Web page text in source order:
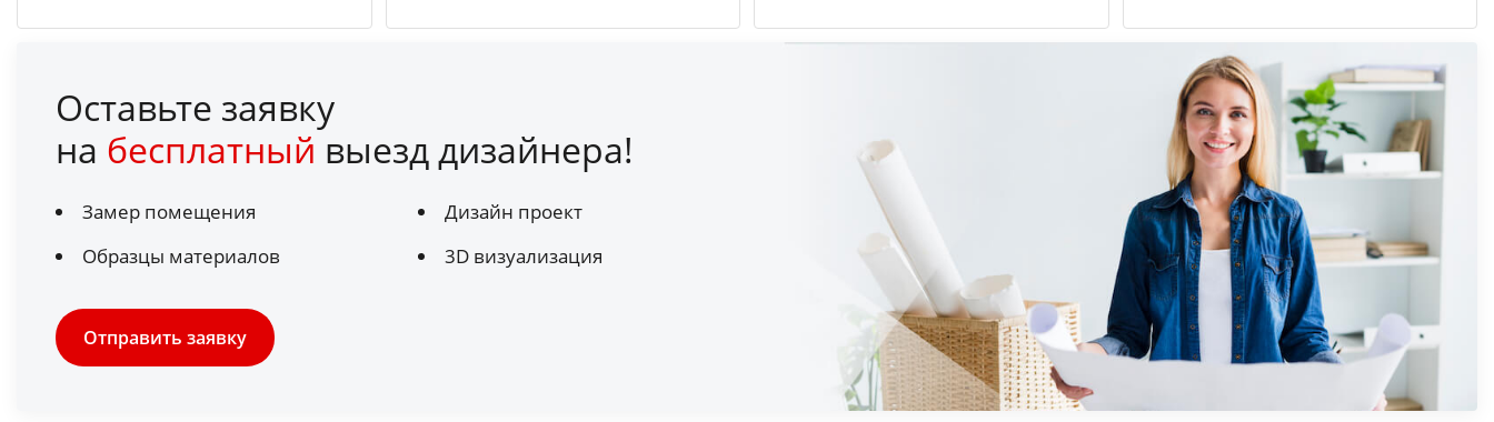
Оставьте заявку
на бесплатный выезд дизайнера!
Замер помещения
Дизайн проект
Образцы материалов
3D визуализация
Отправить заявку